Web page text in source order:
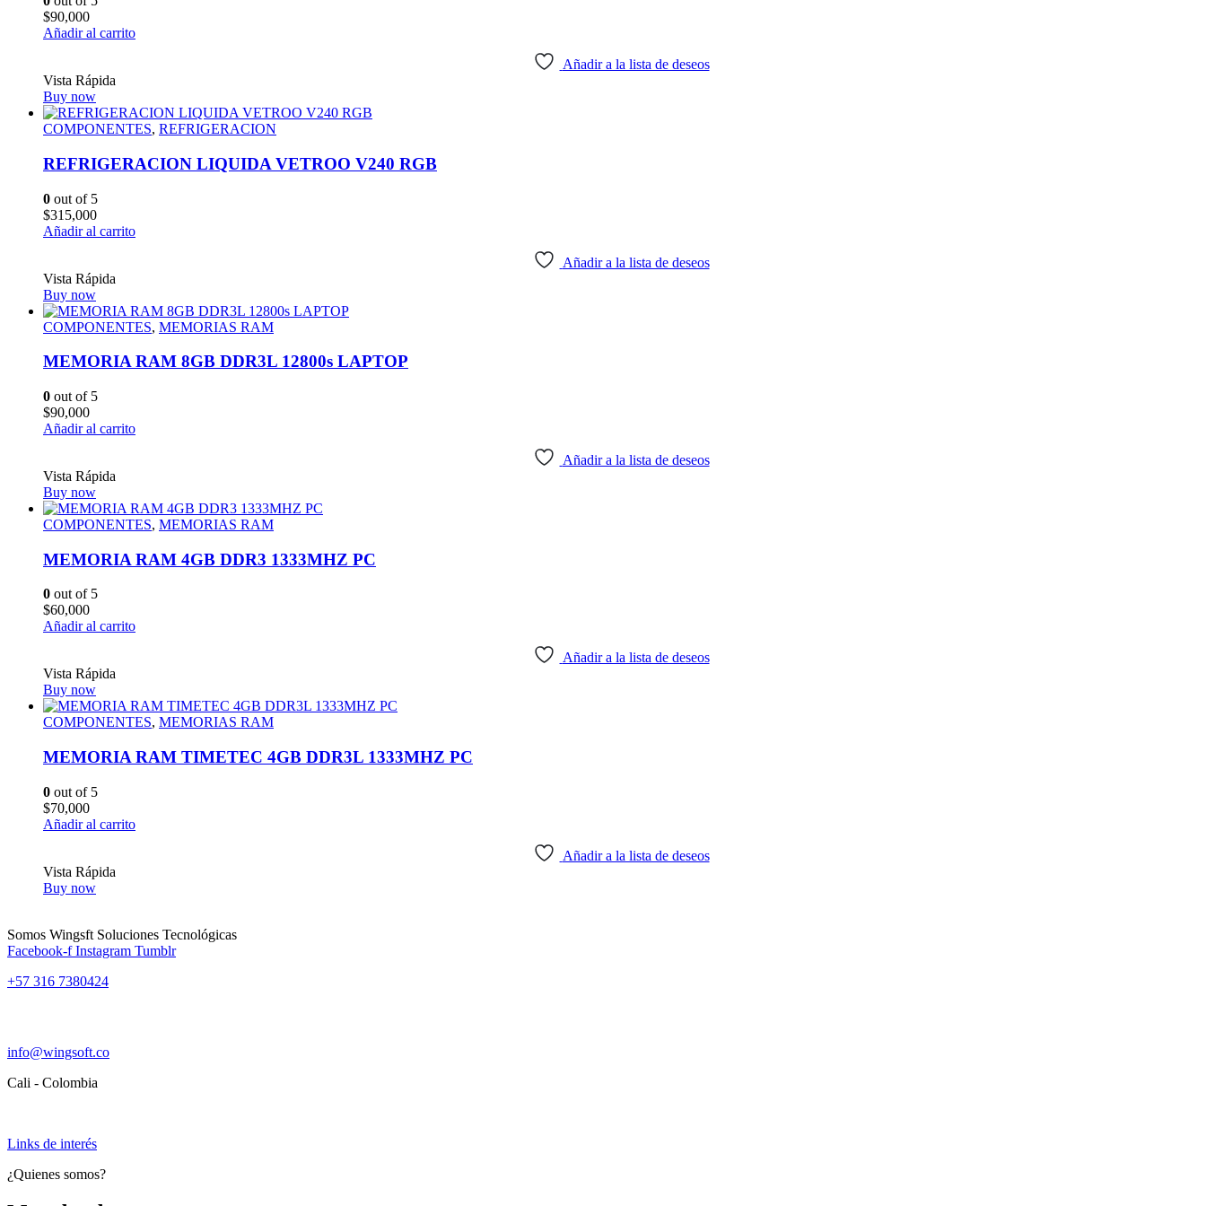
$90,000
Añadir al carrito
Añadir a la lista de deseos
Vista Rápida
Buy now
COMPONENTES, REFRIGERACION
REFRIGERACION LIQUIDA VETROO V240 RGB
0 out of 5
$315,000
Añadir al carrito
Añadir a la lista de deseos
Vista Rápida
Buy now
COMPONENTES, MEMORIAS RAM
MEMORIA RAM 8GB DDR3L 12800s LAPTOP
0 out of 5
$90,000
Añadir al carrito
Añadir a la lista de deseos
Vista Rápida
Buy now
COMPONENTES, MEMORIAS RAM
MEMORIA RAM 4GB DDR3 1333MHZ PC
0 out of 5
$60,000
Añadir al carrito
Añadir a la lista de deseos
Vista Rápida
Buy now
COMPONENTES, MEMORIAS RAM
MEMORIA RAM TIMETEC 4GB DDR3L 1333MHZ PC
0 out of 5
$70,000
Añadir al carrito
Añadir a la lista de deseos
Vista Rápida
Buy now
Somos Wingsft Soluciones Tecnológicas
Facebook-f Instagram Tumblr
+57 316 7380424
info@wingsoft.co
Cali - Colombia
Links de interés
¿Quienes somos?